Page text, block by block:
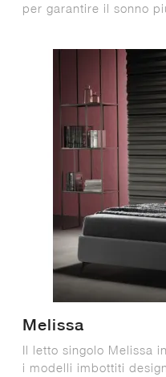
per garantire il sonno
Melissa
Il letto singolo Melissa
i modelli imbottiti